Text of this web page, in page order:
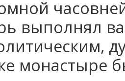
выполнял
монастыре